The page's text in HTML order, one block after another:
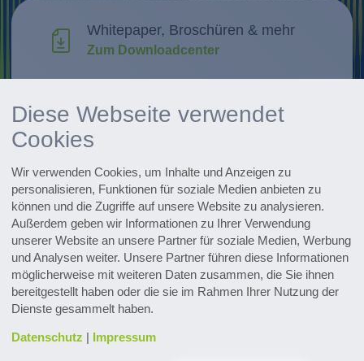
Diese Webseite verwendet
Cookies
Wir verwenden Cookies, um Inhalte und Anzeigen zu
personalisieren, Funktionen für soziale Medien anbieten zu
können und die Zugriffe auf unsere Website zu analysieren.
Außerdem geben wir Informationen zu Ihrer Verwendung
unserer Website an unsere Partner für soziale Medien, Werbung
und Analysen weiter. Unsere Partner führen diese Informationen
möglicherweise mit weiteren Daten zusammen, die Sie ihnen
bereitgestellt haben oder die sie im Rahmen Ihrer Nutzung der
Dienste gesammelt haben.
Datenschutz | Impressum
Whitepaper, Broschüren & mehr
Zum Downloadcenter
Innovationen entdecken
Zu den Terminen
Zum Pharmaceutical Newsletter
anmelden